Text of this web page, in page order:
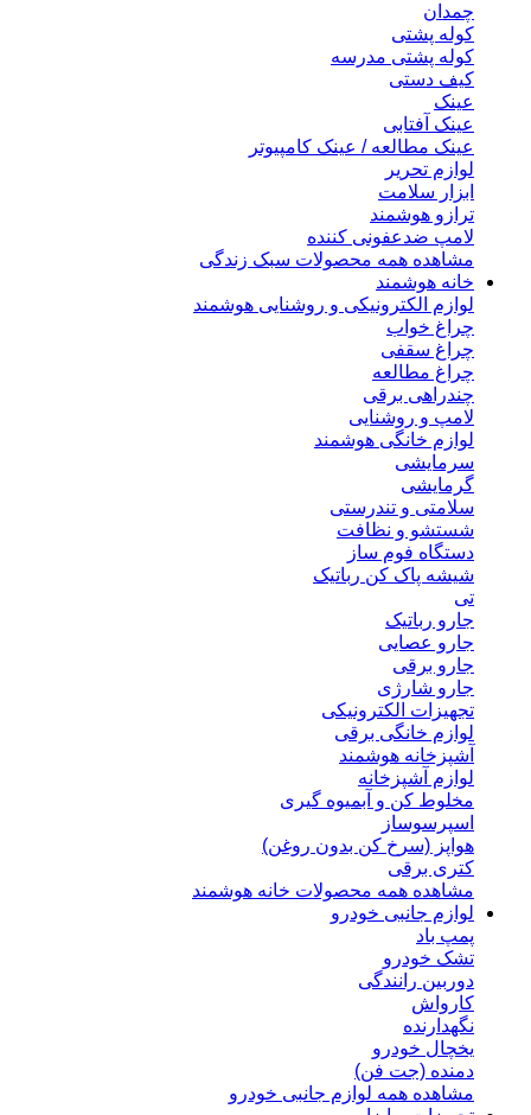
چمدان
کوله پشتی
کوله پشتی مدرسه
کیف دستی
عینک
عینک آفتابی
عینک مطالعه / عینک کامپیوتر
لوازم تحریر
ابزار سلامت
ترازو هوشمند
لامپ ضدعفونی کننده
مشاهده همه محصولات سبک زندگی
خانه هوشمند
لوازم الکترونیکی و روشنایی هوشمند
چراغ خواب
چراغ سقفی
چراغ مطالعه
چندراهی برقی
لامپ و روشنایی
لوازم خانگی هوشمند
سرمایشی
گرمایشی
سلامتی و تندرستی
شستشو و نظافت
دستگاه فوم ساز
شیشه پاک کن رباتیک
تی
جارو رباتیک
جارو عصایی
جارو برقی
جارو شارژی
تجهیزات الکترونیکی
لوازم خانگی برقی
آشپزخانه هوشمند
لوازم آشپزخانه
مخلوط کن و آبمیوه گیری
اسپرسوساز
هواپز (سرخ کن بدون روغن)
کتری برقی
مشاهده همه محصولات خانه هوشمند
لوازم جانبی خودرو
پمپ باد
تشک خودرو
دوربین رانندگی
کارواش
نگهدارنده
یخچال خودرو
دمنده (جت فن)
مشاهده همه لوازم جانبی خودرو